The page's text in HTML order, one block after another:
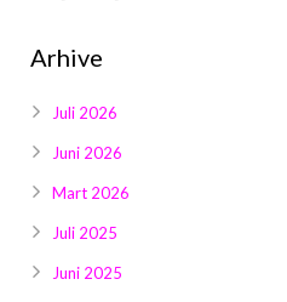
Arhive
Juli 2026
Juni 2026
Mart 2026
Juli 2025
Juni 2025